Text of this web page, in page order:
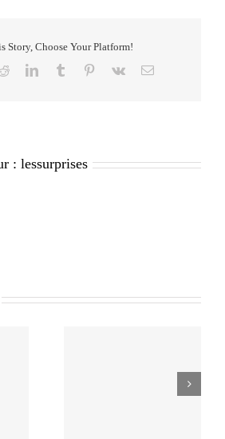
Story, Choose Your Platform!
RedditLinkedInTumblr Pinterest
Vk Email
: lessurprises